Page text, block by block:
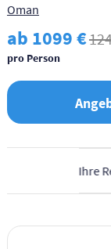
Oman
ab 1099 €
pro Person
Ihre